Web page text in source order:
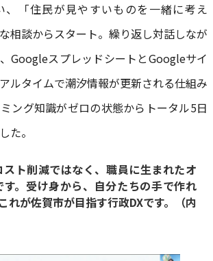
、「住民が見やすいものを一緒に考え
相談からスタート。繰り返し対話しなが
GoogleスプレッドシートとGoogleサイ
ルタイムで潮汐情報が更新される仕組み
ング知識がゼロの状態からトータル5日
た。
ト削減ではなく、職員に生まれたオ
。受け身から、自分たちの手で作れ
が佐賀市が目指す行政DXです。（内